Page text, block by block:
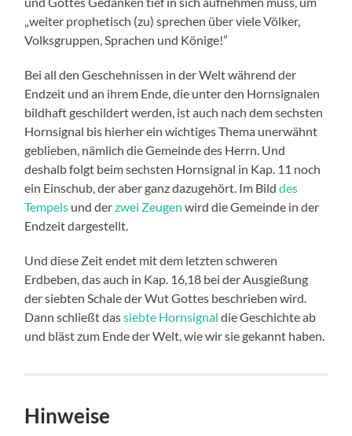
„weiter prophetisch (zu) sprechen über viele Völker,
Volksgruppen, Sprachen und Könige!”
Bei all den Geschehnissen in der Welt während der
Endzeit und an ihrem Ende, die unter den Hornsignalen
bildhaft geschildert werden, ist auch nach dem sechsten
Hornsignal bis hierher ein wichtiges Thema unerwähnt
geblieben, nämlich die Gemeinde des Herrn. Und
deshalb folgt beim sechsten Hornsignal in Kap. 11 noch
ein Einschub, der aber ganz dazugehört. Im Bilddes
Tempels und derzwei Zeugen wird die Gemeinde in der
Endzeit dargestellt.
Und diese Zeit endet mit dem letzten schweren
Erdbeben, das auch in Kap. 16,18 bei der Ausgießung
der siebten Schale der Wut Gottes beschrieben wird.
Dann schließt dassiebte Hornsignal die Geschichte ab
und bläst zum Ende der Welt, wie wir sie gekannt haben.
Hinweise